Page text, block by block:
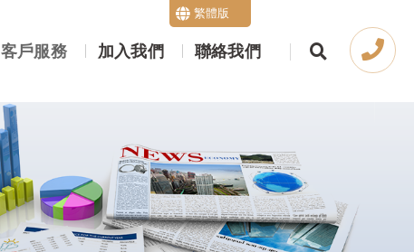
繁體版
English
客戶服務 加入我們 聯絡我們